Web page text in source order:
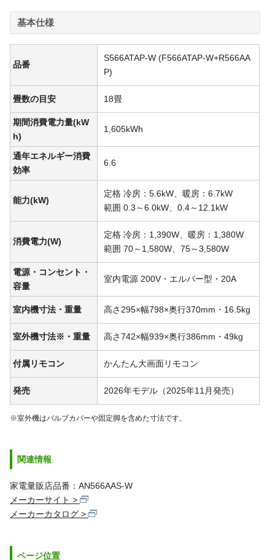
基本仕様
品番
S566ATAP-W (F566ATAP-W+R566AA
P)
畳数の目安 18畳
期間消費電力量(kW
h)
1,605kWh
通年エネルギー消費
効率
6.6
能力(kW)
定格 冷房：5.6kW、暖房：6.7kW
範囲 0.3～6.0kW、0.4～12.1kW
消費電力(W)
定格 冷房：1,390W、暖房：1,380W
範囲 70～1,580W、75～3,580W
電源・コンセント・
容量
室内電源 200V・エルバー型・20A
室内機寸法・重量 高さ295×幅798×奥行370mm・16.5kg
室外機寸法※・重量 高さ742×幅939×奥行386mm・49kg
付属リモコン かんたん大画面リモコン
発売 2026年モデル（2025年11月発売）
※室外機はバルブカバーや固定脚を含めた寸法です。
関連情報
家電量販店品番：AN566AAS-W
メーカーサイト
メーカーカタログ
ページ位置